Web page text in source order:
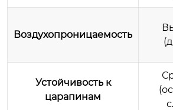
Воздухопроницаемость
Устойчивость к
царапинам